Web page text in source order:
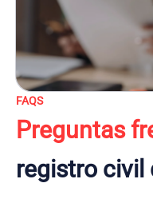
FAQS
Preguntas
registro civil